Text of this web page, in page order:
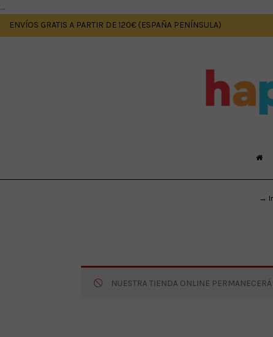
....
ENVÍOS GRATIS A PARTIR DE 120€ (ESPAÑA PENÍNSULA)
→
NUESTRA TIENDA ONLINE